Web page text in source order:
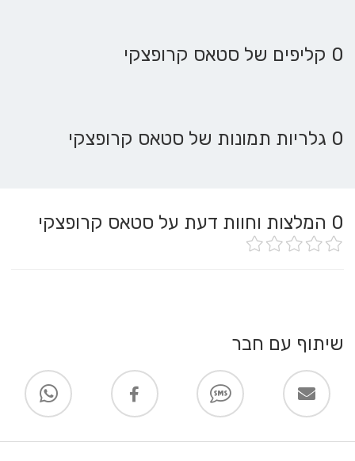
0 קליפים של סטאס קרופצקי
0 גלריות תמונות של סטאס קרופצקי
0 המלצות וחוות דעת על סטאס קרופצקי
שיתוף עם חבר